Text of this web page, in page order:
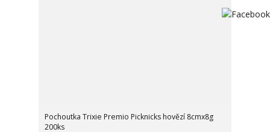
Pochoutka Trixie Premio Picknicks hovězí 8cmx8g
200ks